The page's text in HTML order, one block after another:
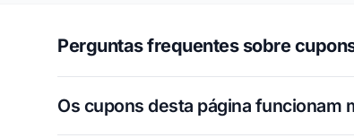
Perguntas frequentes sobre
Os cupons desta página funcionam